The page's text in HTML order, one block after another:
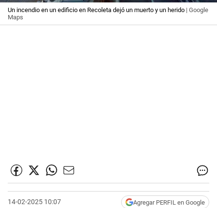
Un incendio en un edificio en Recoleta dejó un muerto y un herido | Google
Maps
14-02-2025 10:07 Agregar PERFIL en Google